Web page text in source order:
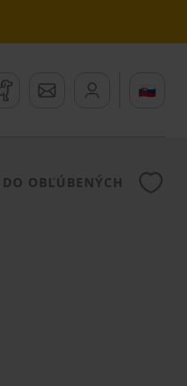
Strážny pesSprávy 🇸🇰
DO OBĽÚBENÝCH